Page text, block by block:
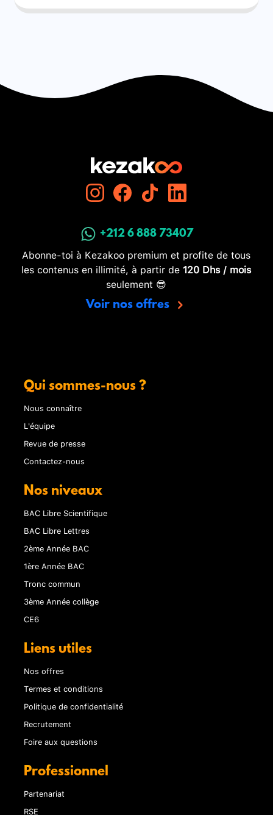
+212 6 888 73407
Abonne-toi à Kezakoo premium et profite de tous
les contenus en illimité, à partir de 120 Dhs / mois
seulement 😎
Voir nos offres
Qui sommes-nous ?
Nous connaître
L'équipe
Revue de presse
Contactez-nous
Nos niveaux
BAC Libre Scientifique
BAC Libre Lettres
2ème Année BAC
1ère Année BAC
Tronc commun
3ème Année collège
CE6
Liens utiles
Nos offres
Termes et conditions
Politique de confidentialité
Recrutement
Foire aux questions
Professionnel
Partenariat
RSE